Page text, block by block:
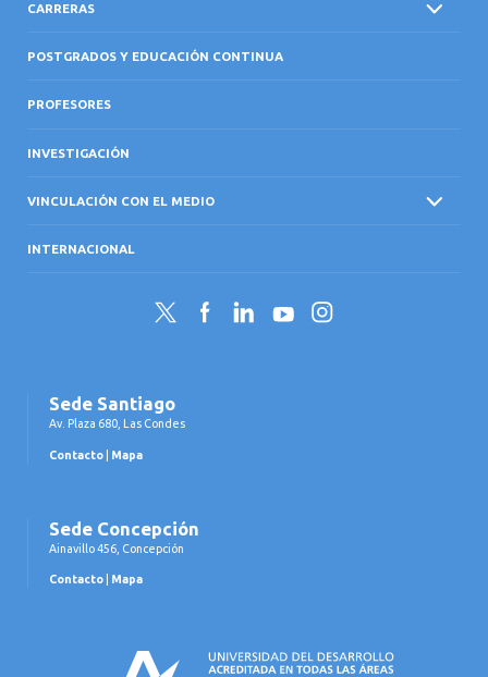
CARRERAS
POSTGRADOS Y EDUCACIÓN CONTINUA
PROFESORES
INVESTIGACIÓN
VINCULACIÓN CON EL MEDIO
INTERNACIONAL
Twitter FacebookLinkedInYouTubeInstagram
Sede Santiago
Av. Plaza 680, Las Condes
Contacto Mapa
Sede Concepción
Ainavillo 456, Concepción
Contacto Mapa